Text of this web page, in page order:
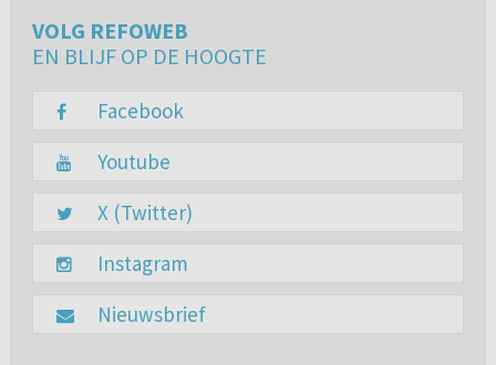
VOLG REFOWEB
EN BLIJF OP DE HOOGTE
Facebook
Youtube
X (Twitter)
Instagram
Nieuwsbrief